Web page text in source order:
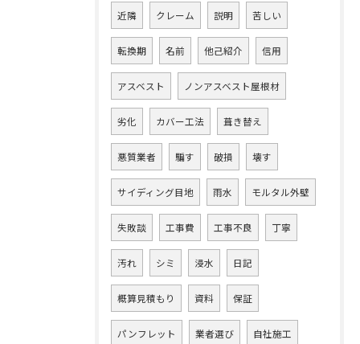
近隣 クレーム 説明 苦しい
転換期 名前 他己紹介 信用
アスベスト ノンアスベスト屋根材
劣化 カバー工法 葺き替え
悪質業者 騙す 破損 壊す
サイディング目地 雨水 モルタル外壁
失敗談 工事費 工事不良 丁寧
汚れ シミ 浸水 日記
概算見積もり 資料 保証
パンフレット 業者選び 自社施工